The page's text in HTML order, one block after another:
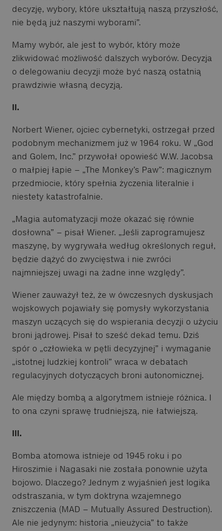
decyzję, wybory, które ukształtują naszą przyszłość,
nie będą już naszymi wyborami”.
Mamy wybór, ale jest to wybór, który może
zlikwidować możliwość dalszych wyborów. Decyzja
o delegowaniu decyzji może być naszą ostatnią
prawdziwie własną decyzją.
II.
Norbert Wiener, ojciec cybernetyki, ostrzegał przed
podobnym mechanizmem już w 1964 roku. W „God
and Golem, Inc.” przywołał opowieść W.W. Jacobsa
o małpiej łapie – „The Monkey’s Paw”: magicznym
przedmiocie, który spełnia życzenia literalnie i
niestety katastrofalnie.
„Magia automatyzacji może okazać się równie
dosłowna” – pisał Wiener. „Jeśli zaprogramujesz
maszynę, by wygrywała według określonych reguł,
będzie dążyć do zwycięstwa i nie zwróci
najmniejszej uwagi na żadne inne względy”.
Wiener zauważył też, że w ówczesnych dyskusjach
wojskowych pojawiały się pomysły wykorzystania
maszyn uczących się do wspierania decyzji o użyciu
broni jądrowej. Pisał to sześć dekad temu. Dziś
spór o „człowieka w pętli decyzyjnej” i wymaganie
„istotnej ludzkiej kontroli” wraca w debatach
regulacyjnych dotyczących broni autonomicznej.
Ale między bombą a algorytmem istnieje różnica. I
to ona czyni sprawę trudniejszą, nie łatwiejszą.
III.
Bomba atomowa istnieje od 1945 roku i po
Hiroszimie i Nagasaki nie została ponownie użyta
bojowo. Dlaczego? Jednym z wyjaśnień jest logika
odstraszania, w tym doktryna wzajemnego
zniszczenia (MAD – Mutually Assured Destruction).
Ale nie jedynym: historia „nieużycia” to także